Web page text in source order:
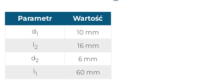
Parametr Wartość
d1
10 mm
l2
16 mm
d2
6 mm
l1
60 mm